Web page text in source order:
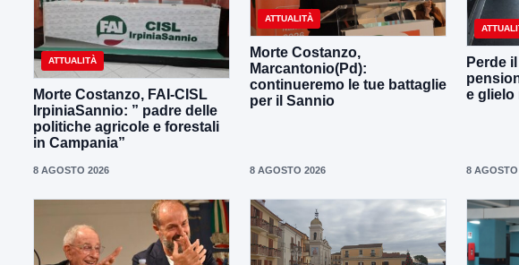
ATTUALITÀ
Morte Costanzo, FAI-CISL
IrpiniaSannio: ” padre delle
politiche agricole e forestali
in Campania”
8 AGOSTO 2026
ATTUALITÀ
Morte Costanzo,
Marcantonio(Pd):
continueremo le tue battaglie
per il Sannio
8 AGOSTO 2026
Perde
e glielo
8